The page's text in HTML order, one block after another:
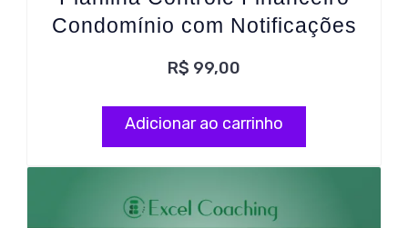
Condomínio com Notificações
R$ 99,00
Adicionar ao carrinho